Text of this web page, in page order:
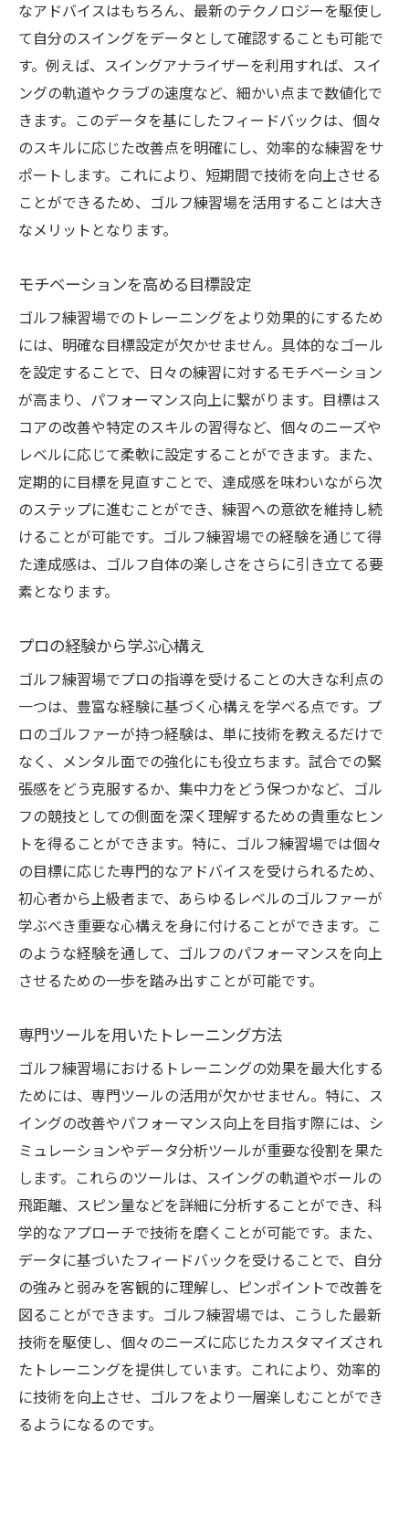
なアドバイスはもちろん、最新のテクノロジーを駆使し
て自分のスイングをデータとして確認することも可能で
す。例えば、スイングアナライザーを利用すれば、スイ
ングの軌道やクラブの速度など、細かい点まで数値化で
きます。このデータを基にしたフィードバックは、個々
のスキルに応じた改善点を明確にし、効率的な練習をサ
ポートします。これにより、短期間で技術を向上させる
ことができるため、ゴルフ練習場を活用することは大き
なメリットとなります。
モチベーションを高める目標設定
ゴルフ練習場でのトレーニングをより効果的にするため
には、明確な目標設定が欠かせません。具体的なゴール
を設定することで、日々の練習に対するモチベーション
が高まり、パフォーマンス向上に繋がります。目標はス
コアの改善や特定のスキルの習得など、個々のニーズや
レベルに応じて柔軟に設定することができます。また、
定期的に目標を見直すことで、達成感を味わいながら次
のステップに進むことができ、練習への意欲を維持し続
けることが可能です。ゴルフ練習場での経験を通じて得
た達成感は、ゴルフ自体の楽しさをさらに引き立てる要
素となります。
プロの経験から学ぶ心構え
ゴルフ練習場でプロの指導を受けることの大きな利点の
一つは、豊富な経験に基づく心構えを学べる点です。プ
ロのゴルファーが持つ経験は、単に技術を教えるだけで
なく、メンタル面での強化にも役立ちます。試合での緊
張感をどう克服するか、集中力をどう保つかなど、ゴル
フの競技としての側面を深く理解するための貴重なヒン
トを得ることができます。特に、ゴルフ練習場では個々
の目標に応じた専門的なアドバイスを受けられるため、
初心者から上級者まで、あらゆるレベルのゴルファーが
学ぶべき重要な心構えを身に付けることができます。こ
のような経験を通して、ゴルフのパフォーマンスを向上
させるための一歩を踏み出すことが可能です。
専門ツールを用いたトレーニング方法
ゴルフ練習場におけるトレーニングの効果を最大化する
ためには、専門ツールの活用が欠かせません。特に、ス
イングの改善やパフォーマンス向上を目指す際には、シ
ミュレーションやデータ分析ツールが重要な役割を果た
します。これらのツールは、スイングの軌道やボールの
飛距離、スピン量などを詳細に分析することができ、科
学的なアプローチで技術を磨くことが可能です。また、
データに基づいたフィードバックを受けることで、自分
の強みと弱みを客観的に理解し、ピンポイントで改善を
図ることができます。ゴルフ練習場では、こうした最新
技術を駆使し、個々のニーズに応じたカスタマイズされ
たトレーニングを提供しています。これにより、効率的
に技術を向上させ、ゴルフをより一層楽しむことができ
るようになるのです。